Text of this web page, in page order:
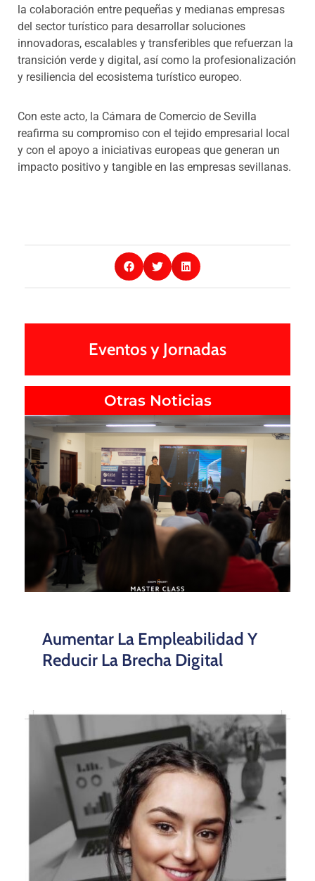
la colaboración entre pequeñas y medianas empresas
del sector turístico para desarrollar soluciones
innovadoras, escalables y transferibles que refuerzan la
transición verde y digital, así como la profesionalización
y resiliencia del ecosistema turístico europeo.
Con este acto, la Cámara de Comercio de Sevilla
reafirma su compromiso con el tejido empresarial local
y con el apoyo a iniciativas europeas que generan un
impacto positivo y tangible en las empresas sevillanas.
Eventos y Jornadas
Otras Noticias
Aumentar La Empleabilidad Y
Reducir La Brecha Digital